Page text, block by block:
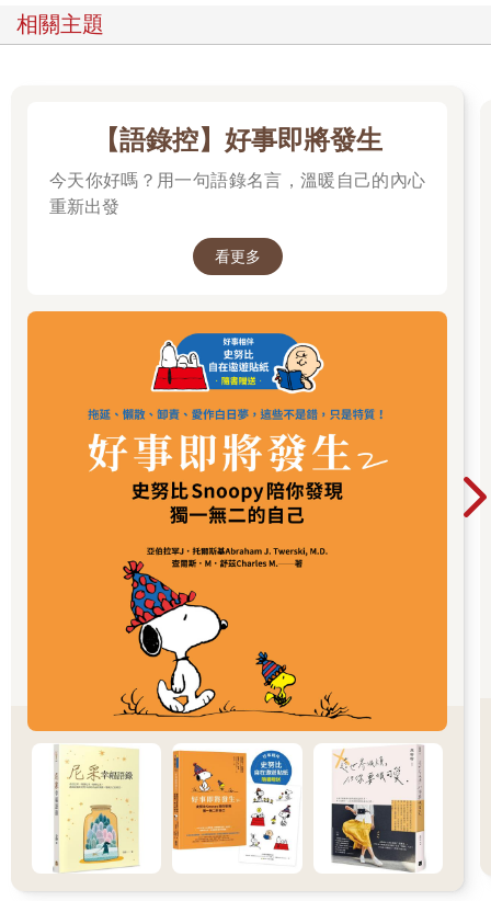
一九六一年五月二十五日，美國總統約翰．甘迺迪（John F.
Kennedy）向特別舉行的美國國會聯席會議宣佈，美國要在十年
迪展望構想中的未來成就，並且展現出可以實現目標的信心。這
樣的成就也真的實現了──就在一九六九年七月二十日。
這項成就並不是因為單一個人的信心而實現，甘迺迪所激發和展
現的其實是整個國家對於共同目標的信念。因此，我在本書中探
狀態。我們會在新聞快報中聽到「消費者信心」、「市場信
心」、「企業信心」、甚至是「國民信心」等用詞，那麼個人的
然。舉例來說，研究顯示，成長過程中經歷經濟衰退的十八歲至
二十五歲年輕人，比較不相信單靠個人努力就可以成功。
二〇二〇年因為Covid-19疫情而引起的經濟動盪在在證明了這一
點；在一份針對兩千名十六歲至二十五歲年輕人的英國研究中，
四成一的研究對象表示自己的未來目標似乎「難以企及」，三成
八目前覺得自己「永遠不會有成功的人生」。
將近半個世代的信心程度大幅滑落，將會撼動英國和其他國家數
十年的社會、經濟和政治結構。在經濟繁榮時期，年輕人比較容
易有追求和達成目標的信心。然而，個人的信心對於國家發展的
影響實在太過巨大，歷經過年輕人口信心大崩盤的國家會更難重
返經濟繁榮的狀態。
信心之所以如此重要的另一個原因，就是有自信的人會活得更
久、更快樂也更健康。例如有多項研究顯示，如果伴侶對於你的
身體狀況有信心，你在歷經心臟衰竭之後會活得更久。此外，信
心有傳染性；家族、社群和整個國家的興衰，都有可能取決於滿
懷信心或喪失信心的蔓延程度。美國「鏽帶」（Rust Belt）社群
從一九八〇年代開始逐漸式微，不只是因為產業沒落，也因為信
心低落有如病毒般四處傳染，逐漸侵蝕當地人的士氣，有雄心壯
志想解決問題的人也因此轉身離開。一如個人層面的信心，集體
信心也可以經由學習獲得，我們會在本書後半部談到這個主題。
研究證實這種傳染性也會透過家庭、運動、商業、社區和整個國
家蔓延，而在信心消長的同時，人的大腦和其他身體部位的生理
狀況都會出現明顯的變化。舉例來說，只要你有信心能夠面對害
相關主題
【語錄控】好事即將發生
今天你好嗎？用一句語錄名言，溫暖自己的內心
重新出發
看更多